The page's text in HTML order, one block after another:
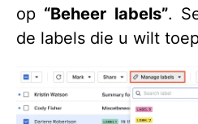
op “Beheer labels”.
de labels die u wilt